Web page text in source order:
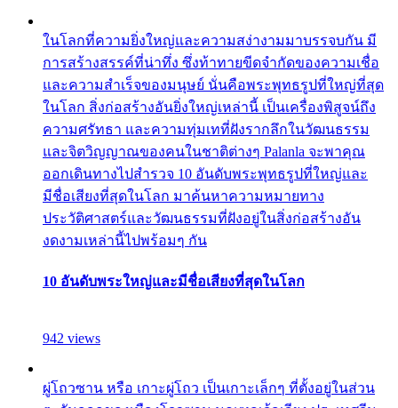
ในโลกที่ความยิ่งใหญ่และความสง่างามมาบรรจบกัน มี
การสร้างสรรค์ที่น่าทึ่ง ซึ่งท้าทายขีดจำกัดของความเชื่อ
และความสำเร็จของมนุษย์ นั่นคือพระพุทธรูปที่ใหญ่ที่สุด
ในโลก สิ่งก่อสร้างอันยิ่งใหญ่เหล่านี้ เป็นเครื่องพิสูจน์ถึง
ความศรัทธา และความทุ่มเทที่ฝังรากลึกในวัฒนธรรม
และจิตวิญญาณของคนในชาติต่างๆ Palanla จะพาคุณ
ออกเดินทางไปสำรวจ 10 อันดับพระพุทธรูปที่ใหญ่และ
มีชื่อเสียงที่สุดในโลก มาค้นหาความหมายทาง
ประวัติศาสตร์และวัฒนธรรมที่ฝังอยู่ในสิ่งก่อสร้างอัน
งดงามเหล่านี้ไปพร้อมๆ กัน
10 อันดับพระใหญ่และมีชื่อเสียงที่สุดในโลก
942 views
ผู่โถวซาน หรือ เกาะผู่โถว เป็นเกาะเล็กๆ ที่ตั้งอยู่ในส่วน